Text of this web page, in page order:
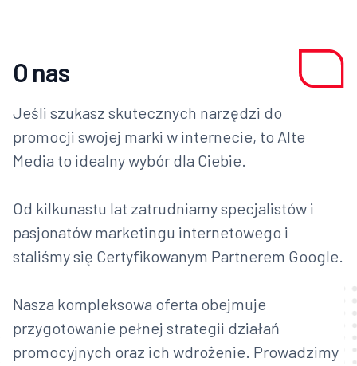
O nas
Jeśli szukasz skutecznych narzędzi do
promocji swojej marki w internecie, to Alte
Media to idealny wybór dla Ciebie.
Od kilkunastu lat zatrudniamy specjalistów i
pasjonatów marketingu internetowego i
staliśmy się Certyfikowanym Partnerem Google.
Nasza kompleksowa oferta obejmuje
przygotowanie pełnej strategii działań
promocyjnych oraz ich wdrożenie. Prowadzimy